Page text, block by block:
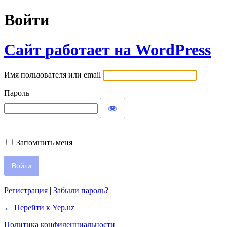
Войти
Сайт работает на WordPress
Имя пользователя или email
Пароль
Запомнить меня
Регистрация | Забыли пароль?
← Перейти к Yep.uz
Политика конфиденциальности